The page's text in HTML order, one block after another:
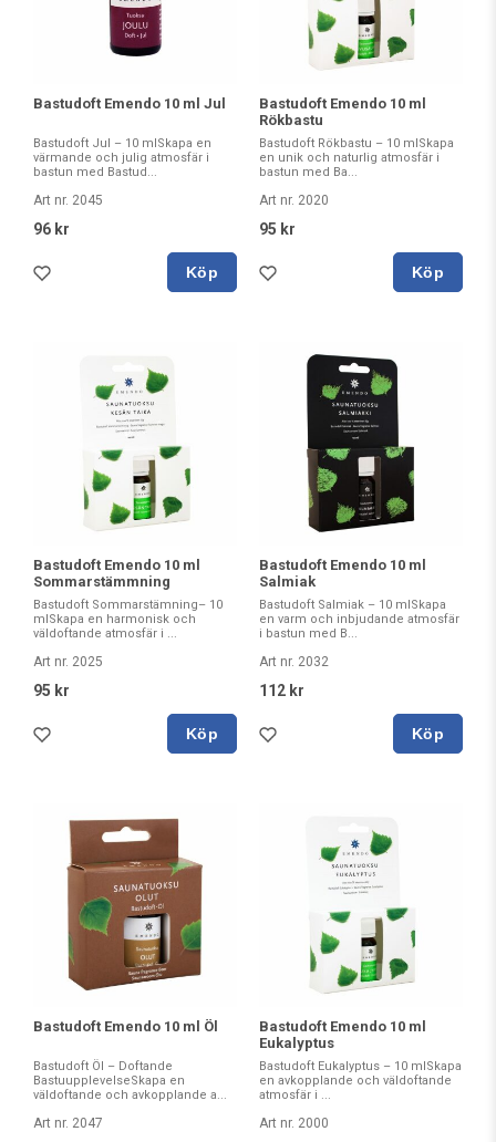
Bastudoft Emendo 10 ml Jul
Bastudoft Jul – 10 mlSkapa en
värmande och julig atmosfär i
bastun med Bastud...
Art nr. 2045
96 kr
Köp
Bastudoft Emendo 10 ml
Rökbastu
Bastudoft Rökbastu – 10 mlSkapa
en unik och naturlig atmosfär i
bastun med Ba...
Art nr. 2020
95 kr
Köp
Bastudoft Emendo 10 ml
Sommarstämmning
Bastudoft Sommarstämning– 10
mlSkapa en harmonisk och
väldoftande atmosfär i ...
Art nr. 2025
95 kr
Köp
Bastudoft Emendo 10 ml
Salmiak
Bastudoft Salmiak – 10 mlSkapa
en varm och inbjudande atmosfär
i bastun med B...
Art nr. 2032
112 kr
Köp
Bastudoft Emendo 10 ml Öl
Bastudoft Öl – Doftande
BastuupplevelseSkapa en
väldoftande och avkopplande a...
Art nr. 2047
Bastudoft Emendo 10 ml
Eukalyptus
Bastudoft Eukalyptus – 10 mlSkapa
en avkopplande och väldoftande
atmosfär i ...
Art nr. 2000